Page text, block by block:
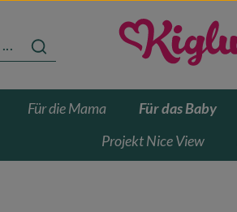
Für die Mama Für das Baby
Projekt Nice View